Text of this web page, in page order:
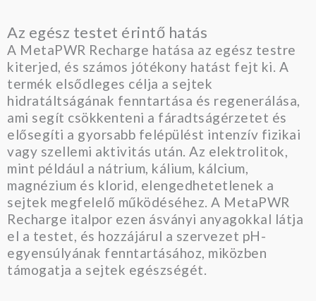
Az egész testet érintő hatás
A MetaPWR Recharge hatása az egész testre
kiterjed, és számos jótékony hatást fejt ki. A
termék elsődleges célja a sejtek
hidratáltságának fenntartása és regenerálása,
ami segít csökkenteni a fáradtságérzetet és
elősegíti a gyorsabb felépülést intenzív fizikai
vagy szellemi aktivitás után. Az elektrolitok,
mint például a nátrium, kálium, kálcium,
magnézium és klorid, elengedhetetlenek a
sejtek megfelelő működéséhez. A MetaPWR
Recharge italpor ezen ásványi anyagokkal látja
el a testet, és hozzájárul a szervezet pH-
egyensúlyának fenntartásához, miközben
támogatja a sejtek egészségét.